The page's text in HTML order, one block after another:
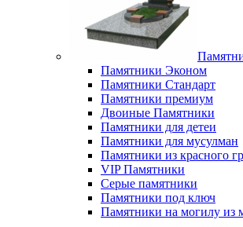
Памятники Эконом
Памятники Стандарт
Памятники премиум
Двоиные Памятники
Памятники для детеи
Памятники для мусулман
Памятники из красного
VIP Памятники
Серые памятники
Памятники под ключ
Памятники на могилу из